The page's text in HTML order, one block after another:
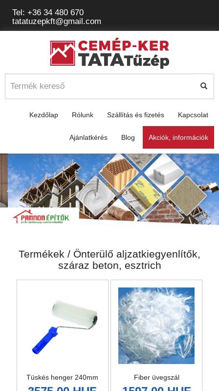
Tel: +36 34 480 670
tatatuzepkft@gmail.com
Kezdőlap Rólunk Szállítás és fizetés Kapcsolat
Ajánlatkérés Blog Akciók, információk
Termékek / Önterülő aljzatkiegyenlítők,
száraz beton, esztrich
Tüskés henger 240mm Fiber üvegszál